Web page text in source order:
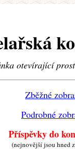
otevírající
Zběžné
Podrobné
Příspěvky do
(nejnovější jsou hned